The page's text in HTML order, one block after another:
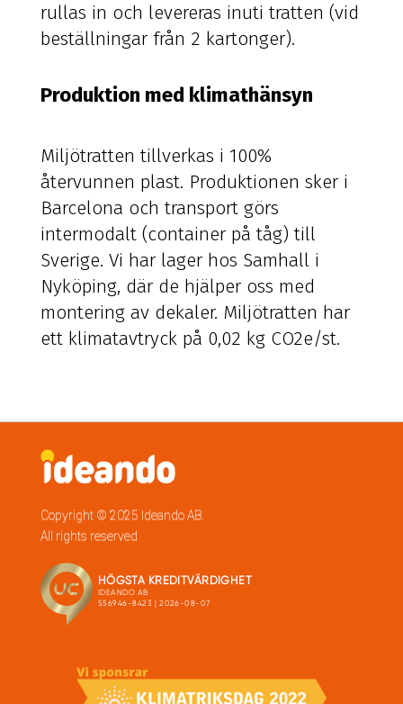
rullas in och levereras inuti tratten (vid
beställningar från 2 kartonger).
Produktion med klimathänsyn
Miljötratten tillverkas i 100%
återvunnen plast. Produktionen sker i
Barcelona och transport görs
intermodalt (container på tåg) till
Sverige. Vi har lager hos Samhall i
Nyköping, där de hjälper oss med
montering av dekaler. Miljötratten har
ett klimatavtryck på 0,02 kg CO2e/st.
Copyright © 2025 Ideando AB.
All rights reserved